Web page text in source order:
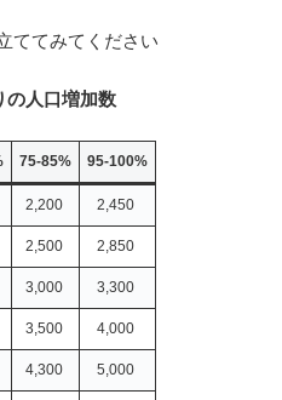
ててみてください
の人口増加数
75-85% 95-100%
2,200 2,450
2,500 2,850
3,000 3,300
3,500 4,000
4,300 5,000